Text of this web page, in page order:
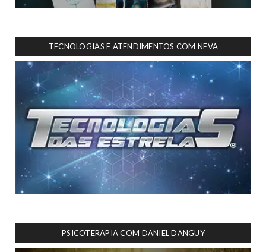
TECNOLOGIAS E ATENDIMENTOS COM NEVA
PSICOTERAPIA COM DANIEL DANGUY